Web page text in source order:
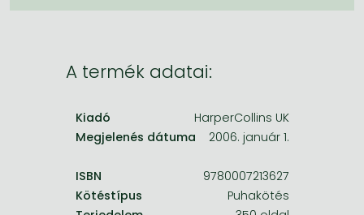
A termék adatai:
Kiadó
HarperCollins UK
Megjelenés dátuma
2006. január 1.
ISBN
9780007213627
Kötéstípus
Puhakötés